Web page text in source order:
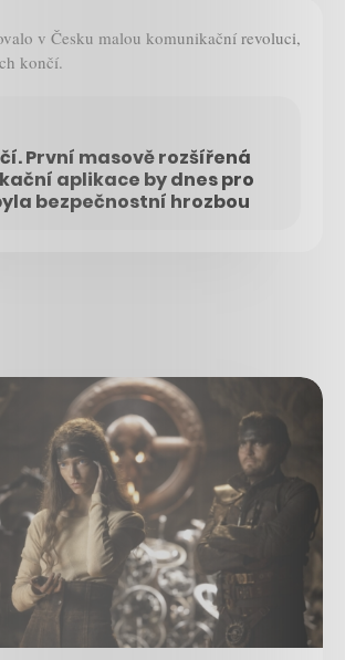
v Česku malou komunikační revoluci,
končí.
První masově rozšířená
aplikace by dnes pro
bezpečnostní hrozbou